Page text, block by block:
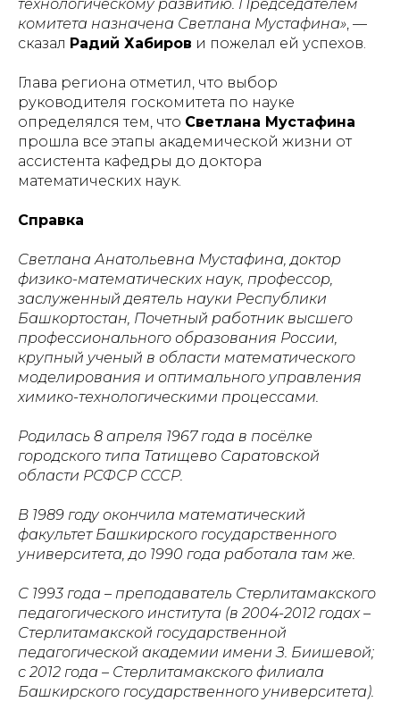
технологическому развитию. Председателем
комитета назначена Светлана Мустафина», —
сказал Радий Хабиров и пожелал ей успехов.
Глава региона отметил, что выбор
руководителя госкомитета по науке
определялся тем, что Светлана Мустафина
прошла все этапы академической жизни от
ассистента кафедры до доктора
математических наук.
Справка
Светлана Анатольевна Мустафина, доктор
физико-математических наук, профессор,
заслуженный деятель науки Республики
Башкортостан, Почетный работник высшего
профессионального образования России,
крупный ученый в области математического
моделирования и оптимального управления
химико-технологическими процессами.
Родилась 8 апреля 1967 года в посёлке
городского типа Татищево Саратовской
области РСФСР СССР.
В 1989 году окончила математический
факультет Башкирского государственного
университета, до 1990 года работала там же.
С 1993 года – преподаватель Стерлитамакского
педагогического института (в 2004-2012 годах –
Стерлитамакской государственной
педагогической академии имени З. Биишевой;
с 2012 года – Стерлитамакского филиала
Башкирского государственного университета).